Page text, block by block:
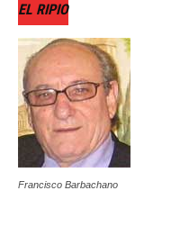
EL RIPIO
Francisco Barbachano